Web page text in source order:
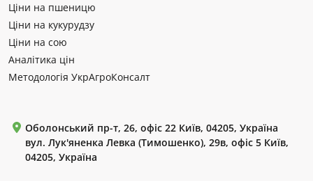
Ціни на пшеницю
Ціни на кукурудзу
Ціни на сою
Аналітика цін
Методологія УкрАгроКонсалт
Оболонський пр-т, 26, офіс 22 Київ, 04205, Україна
вул. Лук'яненка Левка (Тимошенко), 29в, офіс 5 Київ,
04205, Україна